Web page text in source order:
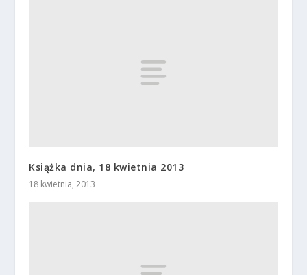
Książka dnia, 18 kwietnia 2013
18 kwietnia, 2013